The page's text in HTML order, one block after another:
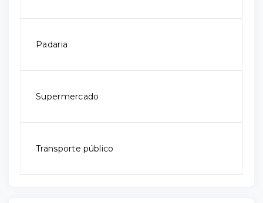
Padaria
Supermercado
Transporte público